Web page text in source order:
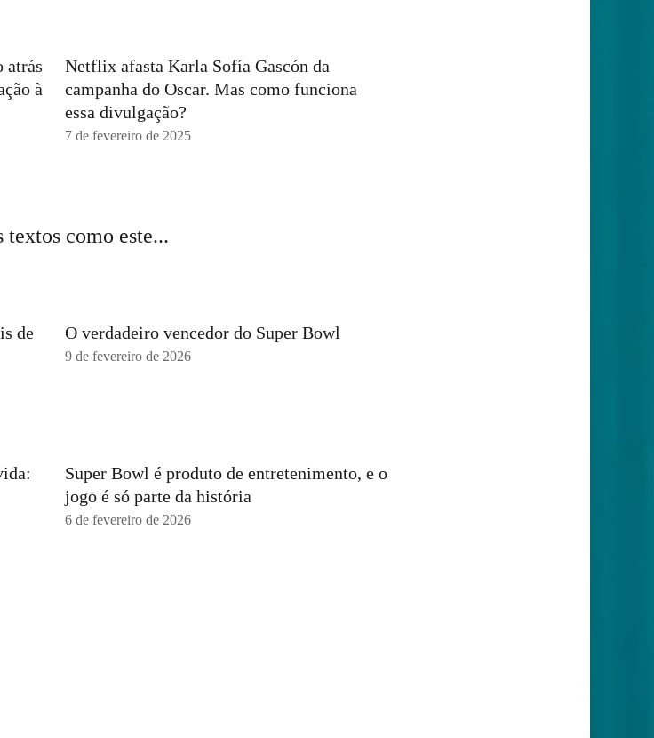
atrás
à
Netflix afasta Karla Sofía Gascón da
campanha do Oscar. Mas como funciona
essa divulgação?
7 de fevereiro de 2025
textos como este...
de
O verdadeiro vencedor do Super Bowl
9 de fevereiro de 2026
Super Bowl é produto de entretenimento, e o
jogo é só parte da história
6 de fevereiro de 2026